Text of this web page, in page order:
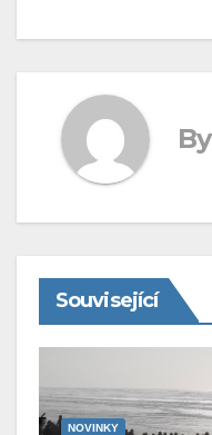
By
Související
NOVINKY